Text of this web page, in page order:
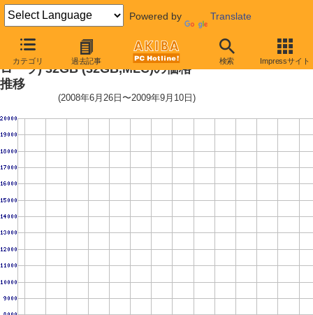
Powered by Translate
カテゴリ 過去記事 検索 Impressサイト
2.5インチSSD(INDILINX製コント
ローラ) 32GB (32GB,MLC)の価格
推移
(2008年6月26日〜2009年9月10日)